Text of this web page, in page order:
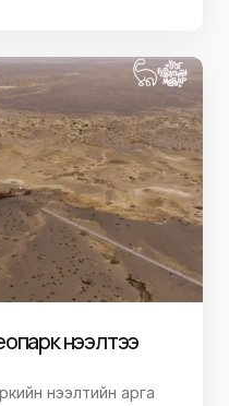
нээлтээ
нээлтийн арга